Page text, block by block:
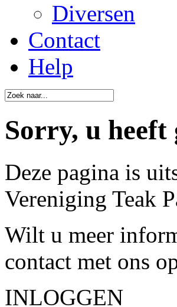
Diversen
Contact
Help
Sorry, u heeft
Deze pagina is
Vereniging Teak
Wilt u meer
contact met ons
INLOGGEN